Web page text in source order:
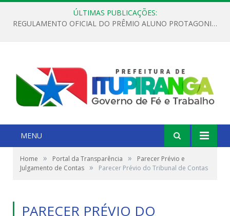
ÚLTIMAS PUBLICAÇÕES:
REGULAMENTO OFICIAL DO PRÊMIO ALUNO PROTAGONISTA – EDIÇÃO 2026
MENU
Home » Portal da Transparência »
Parecer Prévio e
Julgamento de Contas » Parecer Prévio do Tribunal de Contas
PARECER PRÉVIO DO